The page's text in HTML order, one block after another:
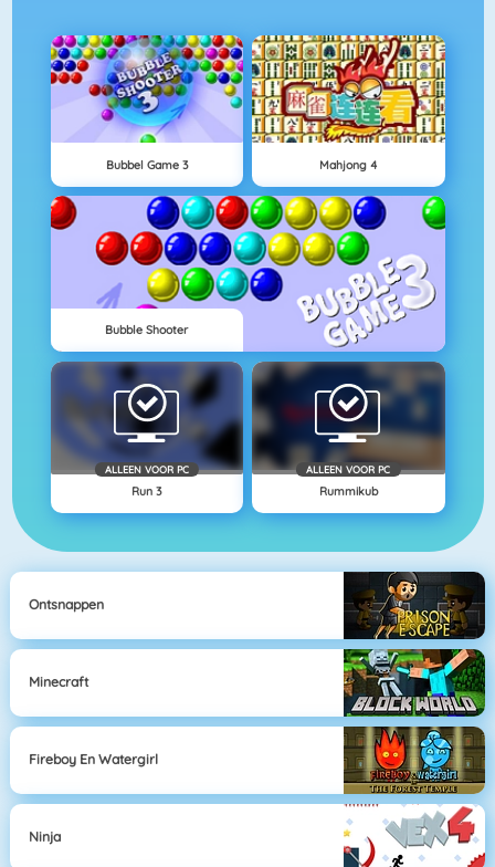
Bubbel Game 3 Mahjong 4
Bubble Shooter
ALLEEN VOOR PC
Run 3
ALLEEN VOOR PC
Rummikub
Ontsnappen
Minecraft
Fireboy En Watergirl
Ninja